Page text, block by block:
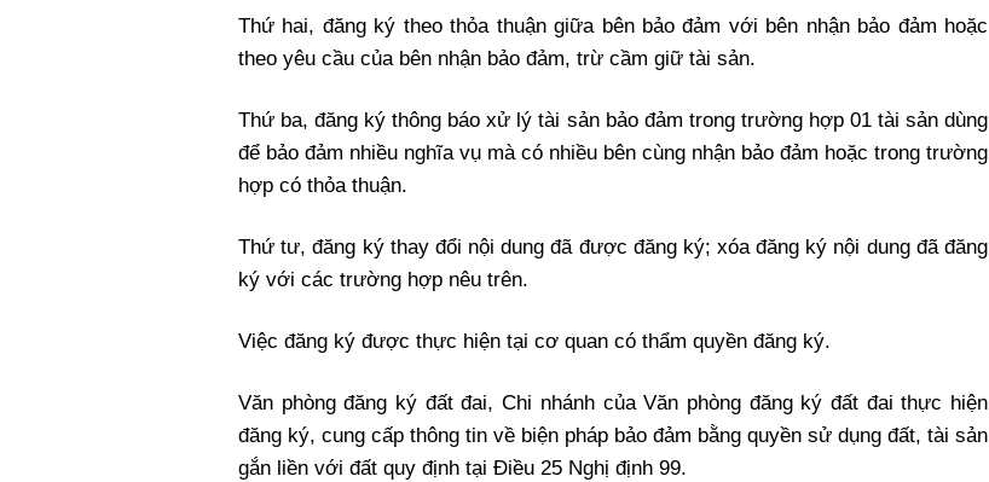
Thứ hai, đăng ký theo thỏa thuận giữa bên bảo đảm với bên nhận bảo đảm hoặc
theo yêu cầu của bên nhận bảo đảm, trừ cầm giữ tài sản.
Thứ ba, đăng ký thông báo xử lý tài sản bảo đảm trong trường hợp 01 tài sản dùng
để bảo đảm nhiều nghĩa vụ mà có nhiều bên cùng nhận bảo đảm hoặc trong trường
hợp có thỏa thuận.
Thứ tư, đăng ký thay đổi nội dung đã được đăng ký; xóa đăng ký nội dung đã đăng
ký với các trường hợp nêu trên.
Việc đăng ký được thực hiện tại cơ quan có thẩm quyền đăng ký.
Văn phòng đăng ký đất đai, Chi nhánh của Văn phòng đăng ký đất đai thực hiện
đăng ký, cung cấp thông tin về biện pháp bảo đảm bằng quyền sử dụng đất, tài sản
gắn liền với đất quy định tại Điều 25 Nghị định 99.